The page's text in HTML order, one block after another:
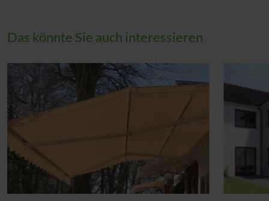
Das könnte Sie auch interessieren